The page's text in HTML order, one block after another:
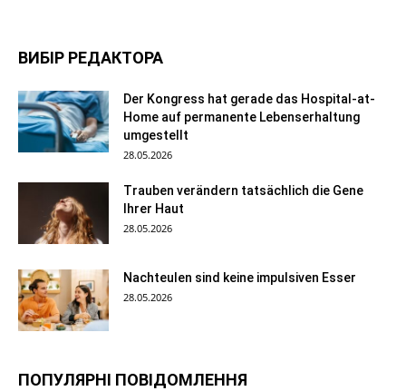
ВИБІР РЕДАКТОРА
Der Kongress hat gerade das Hospital-at-
Home auf permanente Lebenserhaltung
umgestellt
28.05.2026
Trauben verändern tatsächlich die Gene
Ihrer Haut
28.05.2026
Nachteulen sind keine impulsiven Esser
28.05.2026
ПОПУЛЯРНІ ПОВІДОМЛЕННЯ